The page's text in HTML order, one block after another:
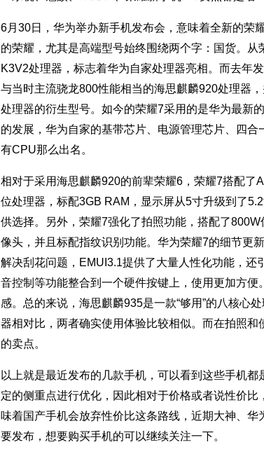
6月30日，华为举办新手机发布会，意味着全新的荣
的荣耀，尤其是高端型号始终围绕两个字：国货。
K3V2处理器，标志着华为自家处理器亮相。而去年
与当时主流骁龙800性能相当的海思麒麟920处理器
处理器的衍生型号。如今的荣耀7采用的是华为最新
的发展，华为自家的基带芯片、电源管理芯片、四
有CPU那么出名。
相对于采用海思麒麟920的前辈荣耀6，荣耀7搭配了
位处理器，标配3GB RAM，显示屏从5寸升级到了
供选择。另外，荣耀7强化了拍照功能，搭配了
像头，并且标配指纹识别功能。华为荣耀7的细节更
解决刮花问题，EMUI3.1提供了大量人性化功能，还
音控制等功能整合到一个硬件按键上，使用更加方
感。总的来说，海思麒麟935是一款“够用”的八核心
器相对比，两者确实使用体验比较相似。而在拍照
的卖点。
以上就是最近发布的几款手机，可以看到这些手机
定的侧重点进行优化，因此相对于价格或者说性价
味着国产手机会放弃性价比这条路线，近期大神、
要发布，想要购买手机的可以继续关注一下。